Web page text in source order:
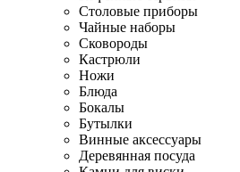
Столовые приборы
Чайные наборы
Сковороды
Кастрюли
Ножи
Блюда
Бокалы
Бутылки
Винные аксессуары
Деревянная посуда